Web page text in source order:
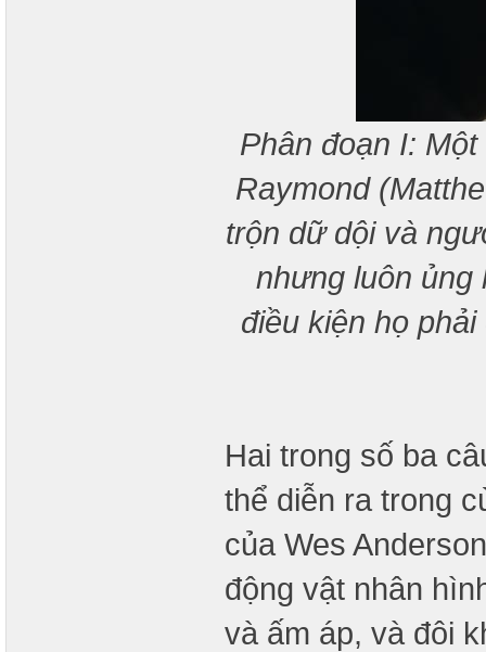
Phân đoạn I:
Raymond
trộn dữ dội và
nhưng luôn ủng
điều kiện họ
Hai trong số ba
thể diễn ra trong
của Wes
động vật nhân
và ấm áp, và đôi